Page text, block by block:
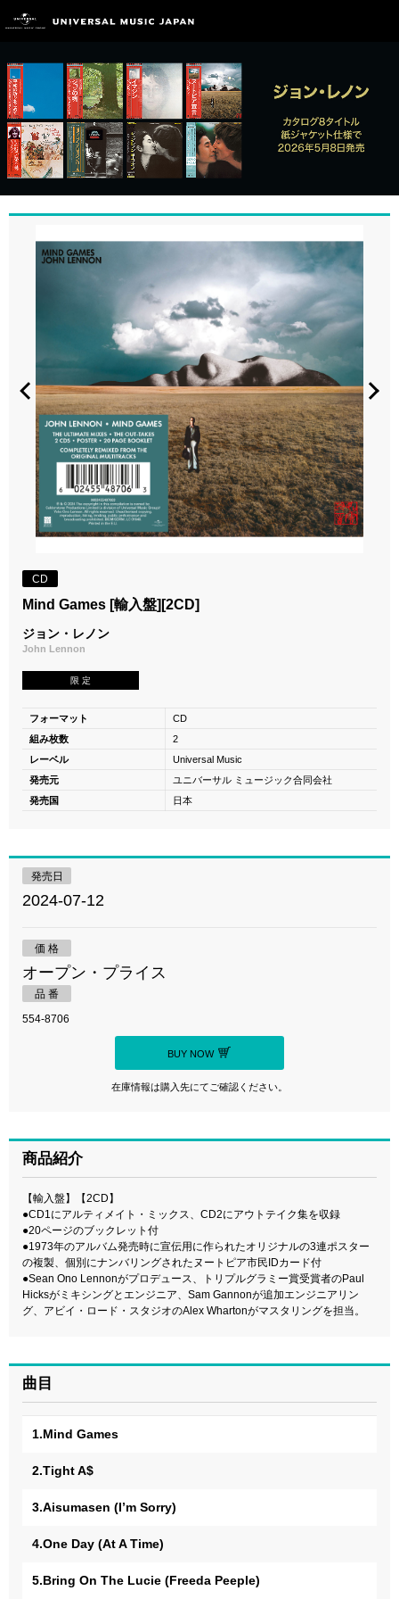
CD
Mind Games [輸入盤][2CD]
ジョン・レノン
John Lennon
限 定
フォーマット
CD
組み枚数
2
レーベル
Universal Music
発売元
ユニバーサル ミュージック合同会社
発売国
日本
発売日
2024-07-12
価 格
オープン・プライス
品 番
554-8706
BUY NOW
在庫情報は購入先にてご確認ください。
商品紹介
【輸入盤】【2CD】
●CD1にアルティメイト・ミックス、CD2にアウトテイク集を収録
●20ページのブックレット付
●1973年のアルバム発売時に宣伝用に作られたオリジナルの3連ポスター
の複製、個別にナンバリングされたヌートピア市民IDカード付
●Sean Ono Lennonがプロデュース、トリプルグラミー賞受賞者のPaul
Hicksがミキシングとエンジニア、Sam Gannonが追加エンジニアリン
グ、アビイ・ロード・スタジオのAlex Whartonがマスタリングを担当。
曲目
1.Mind Games
2.Tight A$
3.Aisumasen (I’m Sorry)
4.One Day (At A Time)
5.Bring On The Lucie (Freeda Peeple)